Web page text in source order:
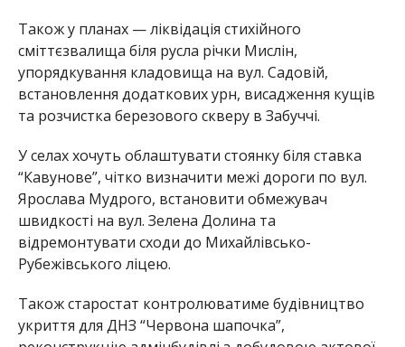
Також у планах — ліквідація стихійного
сміттєзвалища біля русла річки Мислін,
упорядкування кладовища на вул. Садовій,
встановлення додаткових урн, висадження кущів
та розчистка березового скверу в Забуччі.
У селах хочуть облаштувати стоянку біля ставка
“Кавунове”, чітко визначити межі дороги по вул.
Ярослава Мудрого, встановити обмежувач
швидкості на вул. Зелена Долина та
відремонтувати сходи до Михайлівсько-
Рубежівського ліцею.
Також старостат контролюватиме будівництво
укриття для ДНЗ “Червона шапочка”,